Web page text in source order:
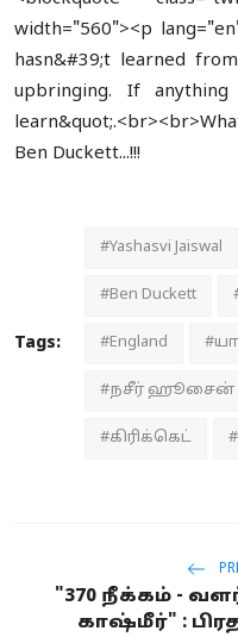
width="560"><p
hasn&#39;t learned
upbringing. If
Ben Duckett...!!!
Tags:
#Yashasvi Jaiswal
#Ben Duckett
#England
#நசீர் ஹூசைன்
#கிரிக்கெட்
"370 நீக்கம் -
காஷ்மீர்" :